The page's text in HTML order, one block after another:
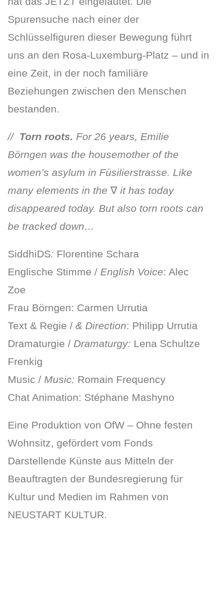
Spurensuche nach einer der
Schlüsselfiguren dieser Bewegung führt
uns an den Rosa-Luxemburg-Platz – und in
eine Zeit, in der noch familiäre
Beziehungen zwischen den Menschen
bestanden.
// Torn roots. For 26 years, Emilie
Börngen was the housemother of the
women’s asylum in Füsilierstrasse. Like
many elements in the ∇ it has today
disappeared today. But also torn roots can
be tracked down…
SiddhiDS: Florentine Schara
Englische Stimme / English Voice: Alec
Zoe
Frau Börngen: Carmen Urrutia
Text & Regie / & Direction: Philipp Urrutia
Dramaturgie / Dramaturgy: Lena Schultze
Frenkig
Music / Music: Romain Frequency
Chat Animation: Stéphane Mashyno
Eine Produktion von OfW – Ohne festen
Wohnsitz, gefördert vom Fonds
Darstellende Künste aus Mitteln der
Beauftragten der Bundesregierung für
Kultur und Medien im Rahmen von
NEUSTART KULTUR.